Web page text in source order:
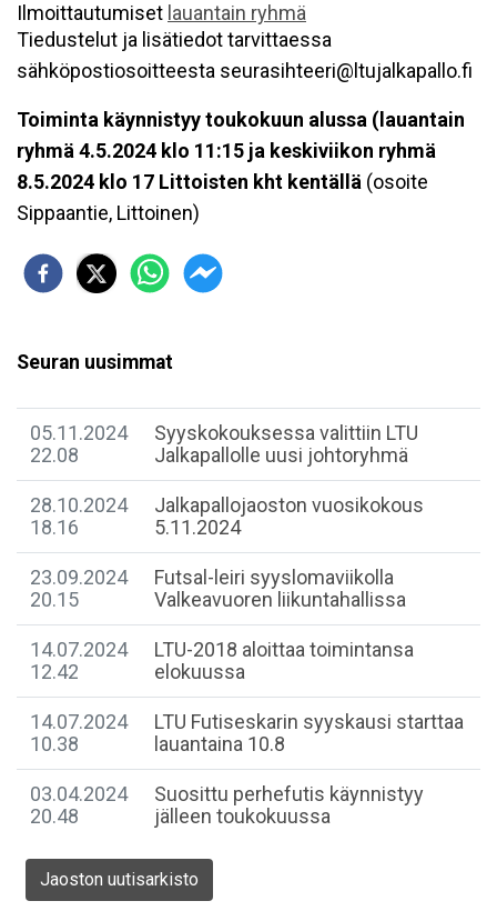
Ilmoittautumiset lauantain ryhmä
Tiedustelut ja lisätiedot tarvittaessa
sähköpostiosoitteesta seurasihteeri@ltujalkapallo.fi
Toiminta käynnistyy toukokuun alussa (lauantain
ryhmä 4.5.2024 klo 11:15 ja keskiviikon ryhmä
8.5.2024 klo 17 Littoisten kht kentällä (osoite
Sippaantie, Littoinen)
Seuran uusimmat
05.11.2024
22.08
Syyskokouksessa valittiin LTU
Jalkapallolle uusi johtoryhmä
28.10.2024
18.16
Jalkapallojaoston vuosikokous
5.11.2024
23.09.2024
20.15
Futsal-leiri syyslomaviikolla
Valkeavuoren liikuntahallissa
14.07.2024
12.42
LTU-2018 aloittaa toimintansa
elokuussa
14.07.2024
10.38
LTU Futiseskarin syyskausi starttaa
lauantaina 10.8
03.04.2024
20.48
Suosittu perhefutis käynnistyy
jälleen toukokuussa
Jaoston uutisarkisto